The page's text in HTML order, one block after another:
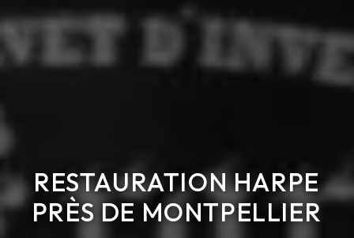
RESTAURATION HARPE
PRÈS DE MONTPELLIER